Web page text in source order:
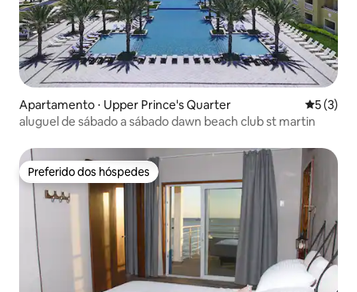
Apartamento ⋅ Upper Prince's Quarter 5 de
5 (3)
aluguel de sábado a sábado dawn beach club st martin
Preferido dos hóspedes
Preferido dos hóspedes